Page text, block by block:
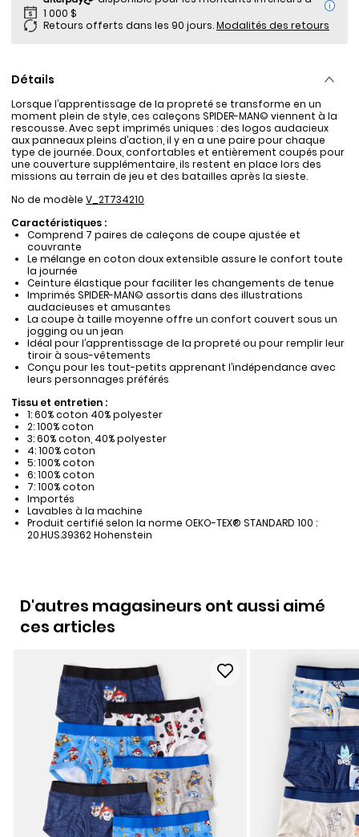
i
Retours offerts dans les 90 jours.Modalités des retours
Détails
Lorsque l’apprentissage de la propreté se transforme en un
moment plein de style, ces caleçons SPIDER-MAN© viennent à la
rescousse. Avec sept imprimés uniques : des logos audacieux
aux panneaux pleins d’action, il y en a une paire pour chaque
type de journée. Doux, confortables et entièrement coupés pour
une couverture supplémentaire, ils restent en place lors des
missions au terrain de jeu et des batailles après la sieste.
No de modèle V_2T734210
Caractéristiques :
Comprend 7 paires de caleçons de coupe ajustée et
couvrante
Le mélange en coton doux extensible assure le confort toute
la journée
Ceinture élastique pour faciliter les changements de tenue
Imprimés SPIDER-MAN© assortis dans des illustrations
audacieuses et amusantes
La coupe à taille moyenne offre un confort couvert sous un
jogging ou un jean
Idéal pour l’apprentissage de la propreté ou pour remplir leur
tiroir à sous-vêtements
Conçu pour les tout-petits apprenant l’indépendance avec
leurs personnages préférés
Tissu et entretien :
1: 60% coton 40% polyester
2: 100% coton
3: 60% coton, 40% polyester
4: 100% coton
5: 100% coton
6: 100% coton
7: 100% coton
Importés
Lavables à la machine
Produit certifié selon la norme OEKO-TEX® STANDARD 100 :
20.HUS.39362 Hohenstein
D'autres magasineurs ont aussi aimé
ces articles